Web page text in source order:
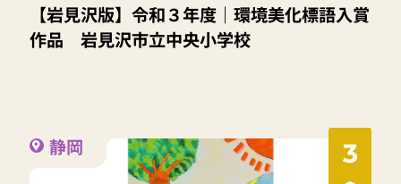
【岩見沢版】令和３年度｜環境美化標語入賞
作品 岩見沢市立中央小学校
3
静岡